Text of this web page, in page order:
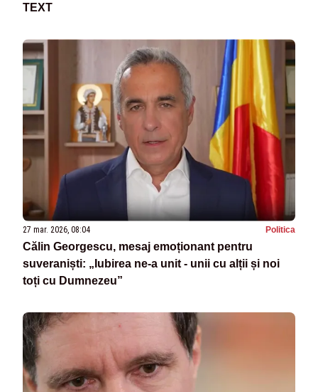
TEXT
27 mar. 2026, 08:04 Politica
Călin Georgescu, mesaj emoționant pentru
suveraniști: „Iubirea ne-a unit - unii cu alții și noi
toți cu Dumnezeu”